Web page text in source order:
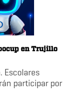
en Trujillo
Escolares
participar por